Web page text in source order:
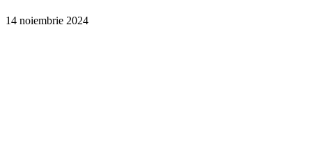
14 noiembrie 2024